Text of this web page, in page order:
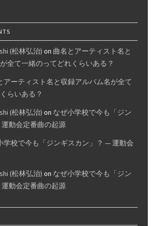
(松林弘治) on 曲名とアーティスト名と
全て一緒のってどれくらいある？
アーティスト名と収録アルバム名が全て
らいある？
(松林弘治) on なぜ小学校で今も「ジン
動会定番曲の起源
学校で今も「ジンギスカン」？ — 運動会
(松林弘治) on なぜ小学校で今も「ジン
動会定番曲の起源